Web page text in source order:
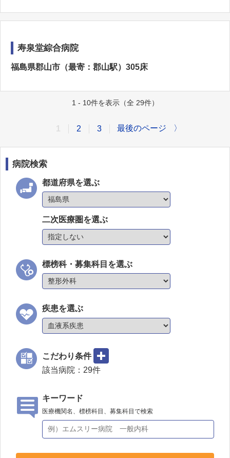
寿泉堂綜合病院
福島県郡山市（最寄：郡山駅）305床
1 - 10件を表示（全 29件）
2 3 最後のページ 〉
病院検索
都道府県を選ぶ
二次医療圏を選ぶ
標榜科・募集科目を選ぶ
疾患を選ぶ
こだわり条件
該当病院： 29件
キーワード
医療機関名、標榜科目、募集科目で検索